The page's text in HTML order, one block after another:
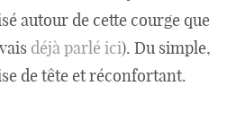
autour de cette courge que
déjà parlé ici). Du simple,
de tête et réconfortant.